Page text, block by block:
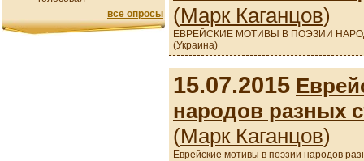
все опросы
(Марк Каганцов)
ЕВРЕЙСКИЕ МОТИВЫ В ПОЭЗИИ
(Украина)
15.07.2015
народов разных
(Марк Каганцов)
Еврейские мотивы в поэзии народов